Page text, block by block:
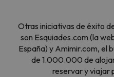
Otras iniciativas de éxito
son Esquiades.com (la
España) y Amimir.com, el
de 1.000.000 de
reservar y viajar